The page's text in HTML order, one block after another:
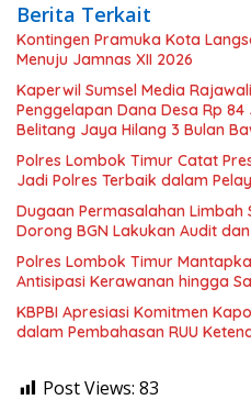
Berita Terkait
Kontingen Pramuka Kota
Menuju Jamnas XII 2026
Kaperwil Sumsel Media
Penggelapan Dana Desa Rp
Belitang Jaya Hilang 3 Bulan
Polres Lombok Timur Catat
Jadi Polres Terbaik dalam
Dugaan Permasalahan Limbah
Dorong BGN Lakukan Audit
Polres Lombok Timur
Antisipasi Kerawanan hingga
KBPBI Apresiasi Komitmen
dalam Pembahasan RUU
Post Views: 83